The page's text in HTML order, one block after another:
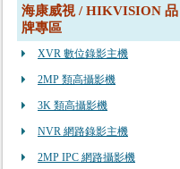
海康威視 / HIKVISION 品
牌專區
XVR 數位錄影主機
2MP 類高攝影機
3K 類高攝影機
NVR 網路錄影主機
2MP IPC 網路攝影機